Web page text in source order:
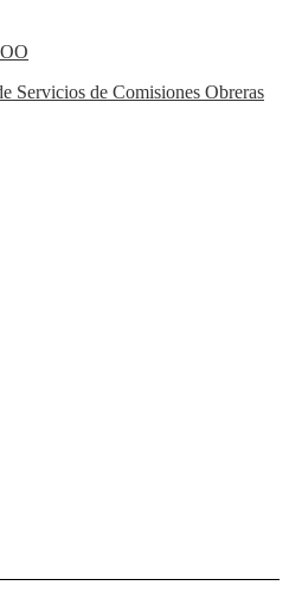
Servicios de Comisiones Obreras